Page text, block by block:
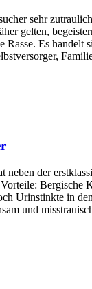
sehr
gelten,
Rasse. Es handelt
neben der
Bergische
Urinstinkte in
und